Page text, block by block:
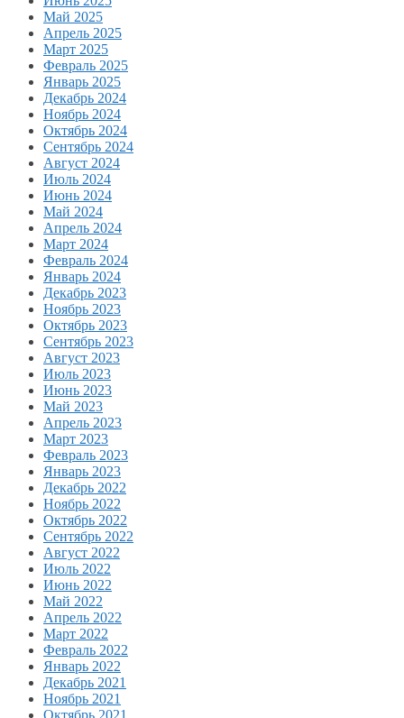
Май 2025
Апрель 2025
Март 2025
Февраль 2025
Январь 2025
Декабрь 2024
Ноябрь 2024
Октябрь 2024
Сентябрь 2024
Август 2024
Июль 2024
Июнь 2024
Май 2024
Апрель 2024
Март 2024
Февраль 2024
Январь 2024
Декабрь 2023
Ноябрь 2023
Октябрь 2023
Сентябрь 2023
Август 2023
Июль 2023
Июнь 2023
Май 2023
Апрель 2023
Март 2023
Февраль 2023
Январь 2023
Декабрь 2022
Ноябрь 2022
Октябрь 2022
Сентябрь 2022
Август 2022
Июль 2022
Июнь 2022
Май 2022
Апрель 2022
Март 2022
Февраль 2022
Январь 2022
Декабрь 2021
Ноябрь 2021
Октябрь 2021